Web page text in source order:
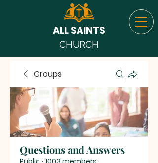
ALL SAINTS
CHURCH
Groups
Questions and Answers
Public · 1003 members